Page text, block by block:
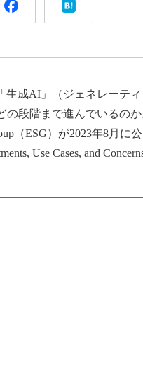
成AI」（ジェネレーテ
段階まで進んでいるのか
（ESG）が2023年8月に
Use Cases, and Concerns